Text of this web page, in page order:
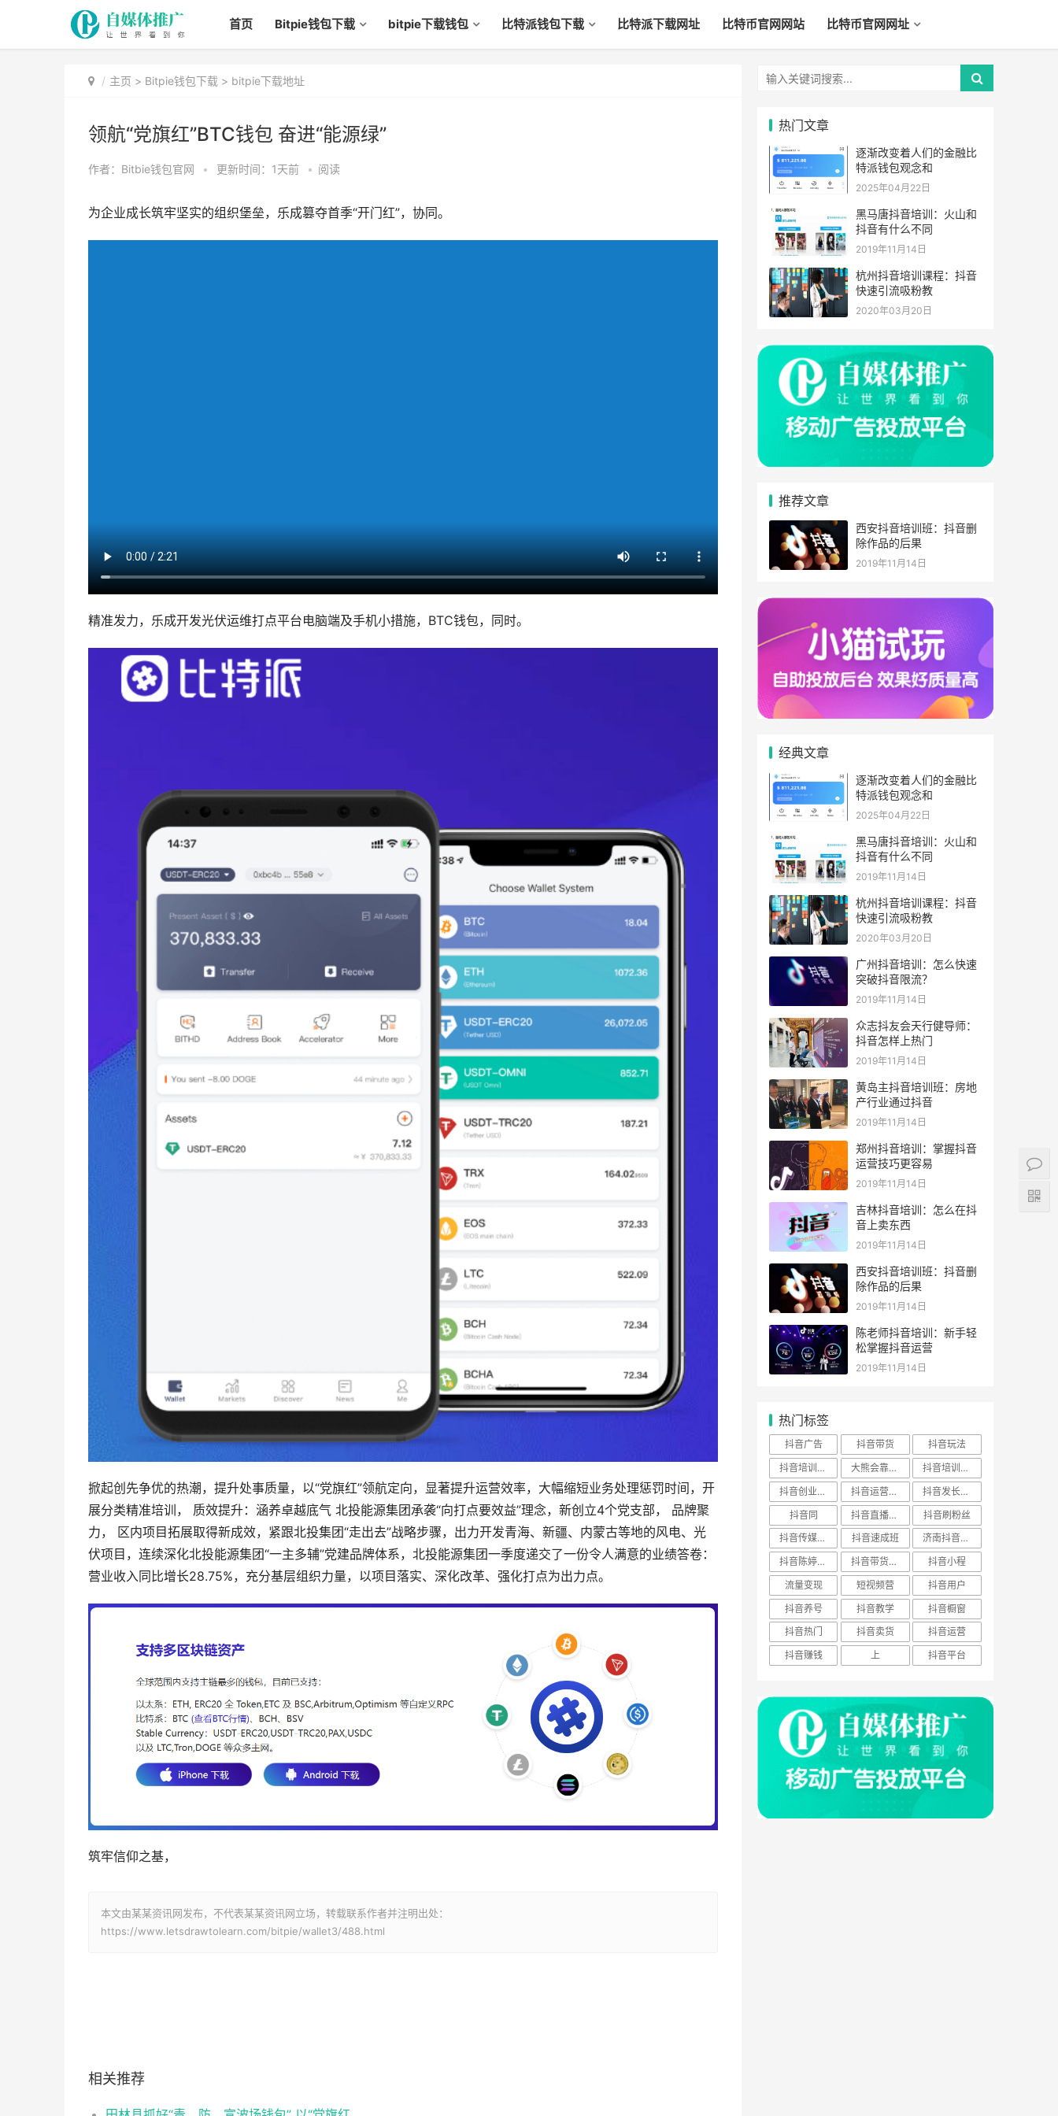
首页 Bitpie钱包下载 bitpie下载钱包 比特派钱包下载 比特派下载网址 比特币官网网站 比特币官网网址
主页 > Bitpie钱包下载 > bitpie下载地址
领航“党旗红”BTC钱包 奋进“能源绿”
作者：Bitbie钱包官网 • 更新时间：1天前 • 阅读
为企业成长筑牢坚实的组织堡垒，乐成篡夺首季“开门红”，协同。
精准发力，乐成开发光伏运维打点平台电脑端及手机小措施，BTC钱包，同时。
掀起创先争优的热潮，提升处事质量，以“党旗红”领航定向，显著提升运营效率，大幅缩短业务处理惩罚时间，开
展分类精准培训， 质效提升：涵养卓越底气 北投能源集团承袭“向打点要效益”理念，新创立4个党支部， 品牌聚
力， 区内项目拓展取得新成效，紧跟北投集团“走出去”战略步骤，出力开发青海、新疆、内蒙古等地的风电、光
伏项目，连续深化北投能源集团“一主多辅”党建品牌体系，北投能源集团一季度递交了一份令人满意的业绩答卷：
营业收入同比增长28.75%，充分基层组织力量，以项目落实、深化改革、强化打点为出力点。
筑牢信仰之基，
本文由某某资讯网发布，不代表某某资讯网立场，转载联系作者并注明出处：
https://www.letsdrawtolearn.com/bitpie/wallet3/488.html
相关推荐
热门文章
逐渐改变着人们的金融比
特派钱包观念和
2025年04月22日
黑马唐抖音培训：火山和
抖音有什么不同
2019年11月14日
杭州抖音培训课程：抖音
快速引流吸粉教
2020年03月20日
推荐文章
西安抖音培训班：抖音删
除作品的后果
2019年11月14日
经典文章
逐渐改变着人们的金融比
特派钱包观念和
2025年04月22日
黑马唐抖音培训：火山和
抖音有什么不同
2019年11月14日
杭州抖音培训课程：抖音
快速引流吸粉教
2020年03月20日
广州抖音培训：怎么快速
突破抖音限流？
2019年11月14日
众志抖友会天行健导师：
抖音怎样上热门
2019年11月14日
黄岛主抖音培训班：房地
产行业通过抖音
2019年11月14日
郑州抖音培训：掌握抖音
运营技巧更容易
2019年11月14日
吉林抖音培训：怎么在抖
音上卖东西
2019年11月14日
西安抖音培训班：抖音删
除作品的后果
2019年11月14日
陈老师抖音培训：新手轻
松掌握抖音运营
2019年11月14日
热门标签
抖音广告 抖音带货
抖音玩法
抖音培训骗局
大熊会靠谱么
抖音培训基础
抖音创业培训
抖音运营方案
抖音发长视频
抖音同
抖音直播培训
抖音刷粉丝
抖音传媒公司
抖音速成班
济南抖音公司
抖音陈婷mm资料
抖音带货方法
抖音小程
流量变现
短视频营
抖音用户
抖音养号
抖音教学
抖音橱窗
抖音热门
抖音卖货
抖音运营
抖音赚钱
上 抖音平台